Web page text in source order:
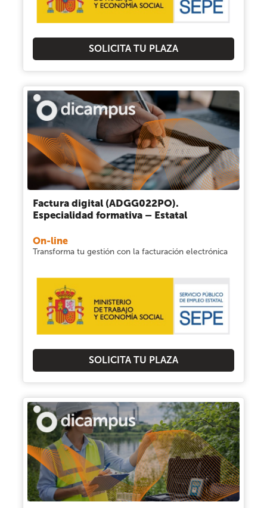
SOLICITA TU PLAZA
Factura digital (ADGG022PO).
Especialidad formativa – Estatal
On-line
Transforma tu gestión con la facturación electrónica
SOLICITA TU PLAZA